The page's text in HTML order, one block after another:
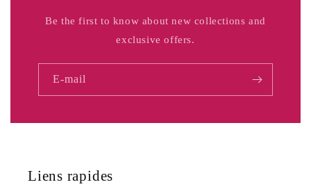
Be the first to know about new collections and
exclusive offers.
E-mail
Liens rapides